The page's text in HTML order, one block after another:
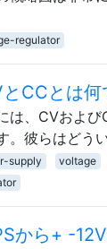
regulator
CCとは何
は、CVおよび
。彼らはどう
supply voltage
から+ -